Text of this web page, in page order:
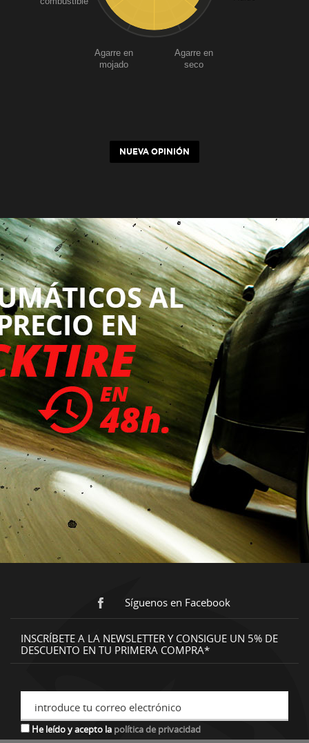
Agarre en
seco
Agarre en
mojado
NUEVA OPINIÓN
Síguenos en Facebook
INSCRÍBETE A LA NEWSLETTER Y CONSIGUE UN 5% DE
DESCUENTO EN TU PRIMERA COMPRA*
introduce tu correo electrónico
He leído y acepto la política de privacidad